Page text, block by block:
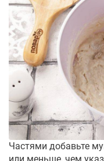
Частями добавьте